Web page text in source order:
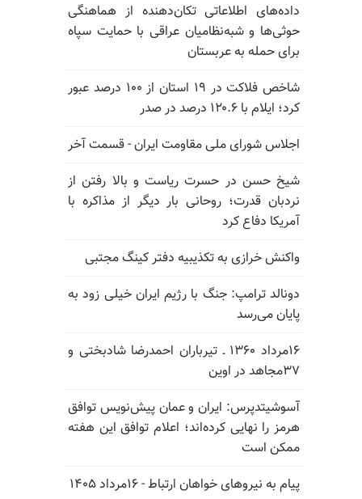
داده‌های اطلاعاتی تکان‌دهنده از هماهنگی
حوثی‌ها و شبه‌نظامیان عراقی با حمایت سپاه
برای حمله به عربستان
شاخص فلاکت در ۱۹ استان از ۱۰۰ درصد عبور
کرد؛ ایلام با ۱۲۰.۶ درصد در صدر
اجلاس شورای ملی مقاومت ایران - قسمت آخر
شیخ حسن در حسرت ریاست و بالا رفتن از
نردبان قدرت؛ روحانی بار دیگر از مذاکره با
آمریکا دفاع کرد
واکنش خرازی به تکذیبیه دفتر کینگ مجتبی
دونالد ترامپ: جنگ با رژیم ایران خیلی زود به
پایان می‌رسد
۱۶مرداد ۱۳۶۰ ـ تیرباران احمدرضا شادبختی و
۳۷مجاهد در اوین
آسوشیتدپرس: ایران و عمان پیش‌نویس توافق
هرمز را نهایی کرده‌اند؛ اعلام توافق این هفته
ممکن است
پیام به نیروهای خواهان ارتباط - ۱۶مرداد ۱۴۰۵